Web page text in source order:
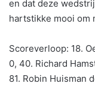
en dat deze
hartstikke mooi om
Scoreverloop: 18.
0, 40. Richard
81. Robin Huisman